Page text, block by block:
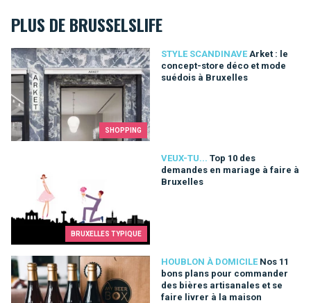
PLUS DE BRUSSELSLIFE
SHOPPING
STYLE SCANDINAVE Arket : le
concept-store déco et mode
suédois à Bruxelles
Arket : le concept-store déco et mode suédois à Bruxelles
BRUXELLES TYPIQUE
VEUX-TU... Top 10 des
demandes en mariage à faire à
Bruxelles
Top 10 des demandes en mariage à faire à Bruxelles
HOUBLON À DOMICILE Nos 11
bons plans pour commander
des bières artisanales et se
faire livrer à la maison
Nos 11 bons plans pour commander des bières artisanales